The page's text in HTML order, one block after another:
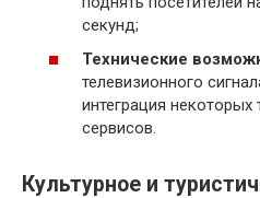
секунд;
Технические
телевизионного
интеграция
сервисов.
Культурное и